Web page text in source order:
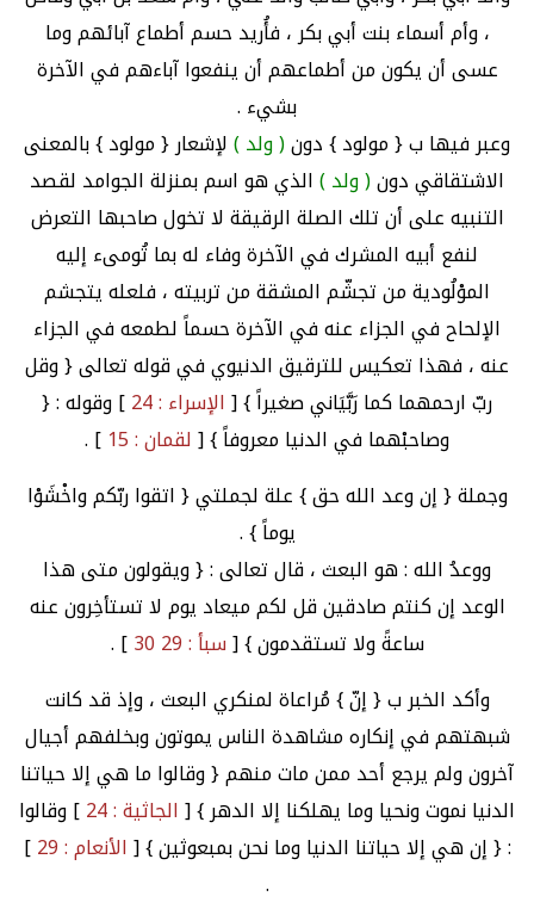
، وأم أسماء بنت أبي بكر ، فأُريد حسم أطماع آبائهم وما
عسى أن يكون من أطماعهم أن ينفعوا آباءهم في الآخرة
بشيء .
وعبر فيها ب { مولود } دون( ولد )لإشعار { مولود } بالمعنى
الاشتقاقي دون( ولد )الذي هو اسم بمنزلة الجوامد لقصد
التنبيه على أن تلك الصلة الرقيقة لا تخول صاحبها التعرض
لنفع أبيه المشرك في الآخرة وفاء له بما تُومىء إليه
الموْلُودية من تجشّم المشقة من تربيته ، فلعله يتجشم
الإلحاح في الجزاء عنه في الآخرة حسماً لطمعه في الجزاء
عنه ، فهذا تعكيس للترقيق الدنيوي في قوله تعالى { وقل
ربّ ارحمهما كما رَبَّيَاني صغيراً } [الإسراء : 24
] وقوله : {
وصاحبْهما في الدنيا معروفاً } [لقمان : 15
] .
وجملة { إن وعد الله حق } علة لجملتي { اتقوا ربّكم واخْشَوْا
يوماً } .
ووعدُ الله : هو البعث ، قال تعالى : { ويقولون متى هذا
الوعد إن كنتم صادقين قل لكم ميعاد يوم لا تستأخِرون عنه
ساعةً ولا تستقدمون } [سبأ : 29 30
] .
وأكد الخبر ب { إنّ } مُراعاة لمنكري البعث ، وإذ قد كانت
شبهتهم في إنكاره مشاهدة الناس يموتون وبخلفهم أجيال
آخرون ولم يرجع أحد ممن مات منهم { وقالوا ما هي إلا حياتنا
الدنيا نموت ونحيا وما يهلكنا إلا الدهر } [الجاثية : 24
] وقالوا
: { إن هي إلا حياتنا الدنيا وما نحن بمبعوثين } [الأنعام : 29
]
.